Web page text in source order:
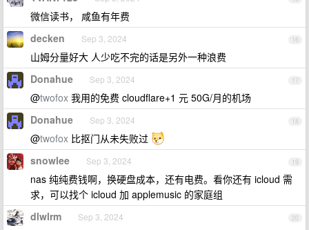
微信读书， 咸鱼有年费
16
decken Sep 3, 2024
山姆分量好大 人少吃不完的话是另外一种浪费
17
Donahue Sep 3, 2024
@twofox 我用的免费 cloudflare+1 元 50G/月的机场
18
Donahue Sep 3, 2024
@twofox 比抠门从未失败过
19
snowlee Sep 3, 2024
nas 纯纯费钱啊，换硬盘成本，还有电费。看你还有 icloud 需
求，可以找个 icloud 加 applemusic 的家庭组
20
dlwlrm Sep 3, 2024